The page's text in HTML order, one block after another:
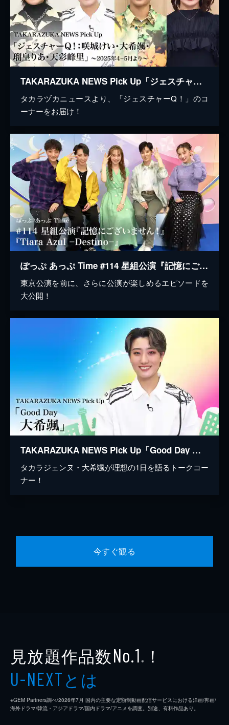
TAKARAZUKA NEWS Pick Up「ジェスチャーQ！：咲城けい・大希颯・瑠皇りあ・天彩峰里」～2025年4月-5月より～
タカラヅカニュースより、「ジェスチャーQ！」のコ
ーナーをお届け！
ぽっぷ あっぷ Time #114 星組公演『記憶にございません！』『Tiara Azul －Destino－』
東京公演を前に、さらに公演が楽しめるエピソードを
大公開！
TAKARAZUKA NEWS Pick Up「Good Day 大希颯」
タカラジェンヌ・大希颯が理想の1日を語るトークコー
ナー！
今すぐ観る
見放題作品数No.1 ※ ！
U-NEXTとは
※GEM Partners調べ/2026年7⽉ 国内の主要な定額制動画配信サービスにおける洋画/邦画/
海外ドラマ/韓流・アジアドラマ/国内ドラマ/アニメを調査。別途、有料作品あり。